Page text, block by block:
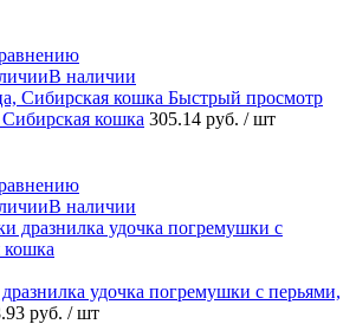
В наличии
Быстрый просмотр
кошка 305.14 руб. / шт
В наличии
удочка погремушки с перьями,
руб. / шт